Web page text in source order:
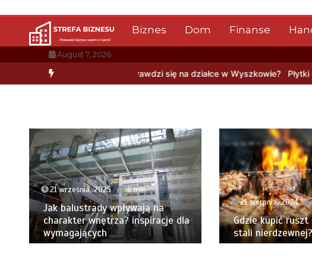
content
Biznes Dom Finanse
August 7, 2026
sprawdzi się na działce w Wyszkowie? Płytki gresowe Cronos:
21 września, 2025 6 min
Jak balustrady wpływają na
charakter wnętrza? inspiracje dla
wymagających
21 sierpnia, 2024
Gdzie kupić ruszt
stali nierdzewnej?